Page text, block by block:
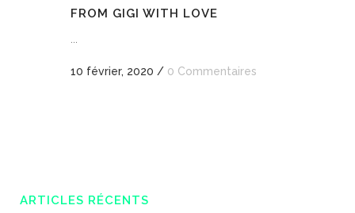
FROM GIGI WITH LOVE
10 février, 2020 / 0 Commentaires
ARTICLES RÉCENTS